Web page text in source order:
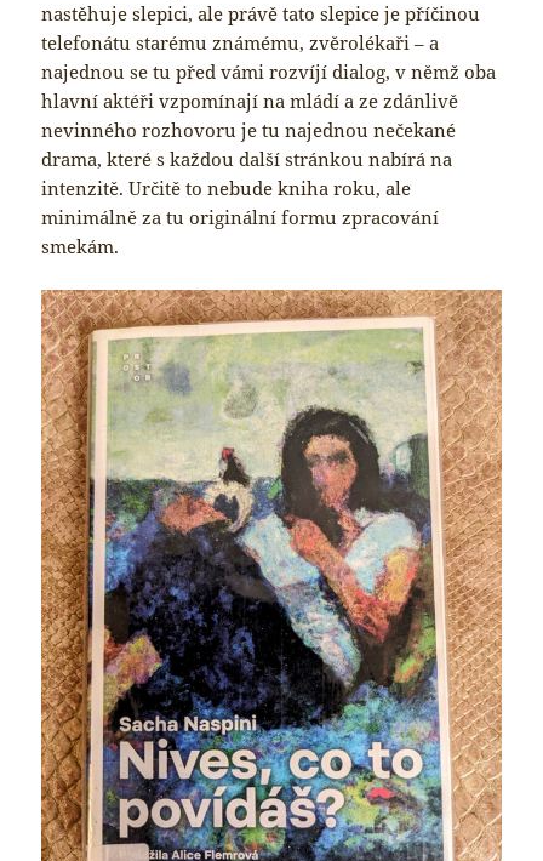
nastěhuje slepici, ale právě tato slepice je příčinou
telefonátu starému známému, zvěrolékaři – a
najednou se tu před vámi rozvíjí dialog, v němž oba
hlavní aktéři vzpomínají na mládí a ze zdánlivě
nevinného rozhovoru je tu najednou nečekané
drama, které s každou další stránkou nabírá na
intenzitě. Určitě to nebude kniha roku, ale
minimálně za tu originální formu zpracování
smekám.